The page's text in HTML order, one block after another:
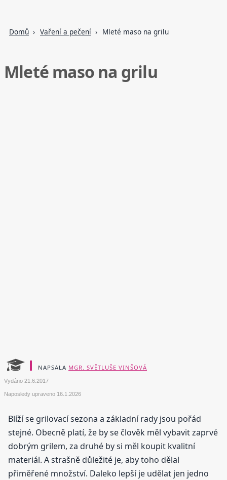
Domů Vaření a pečení Mleté maso na grilu
Mleté maso na grilu
NAPSALA MGR. SVĚTLUŠE VINŠOVÁ
Vydáno 21.6.2017
Naposledy upraveno 16.1.2026
Blíží se grilovací sezona a základní rady jsou pořád
stejné. Obecně platí, že by se člověk měl vybavit zaprvé
dobrým grilem, za druhé by si měl koupit kvalitní
materiál. A strašně důležité je, aby toho dělal
přiměřené množství. Daleko lepší je udělat jen jedno